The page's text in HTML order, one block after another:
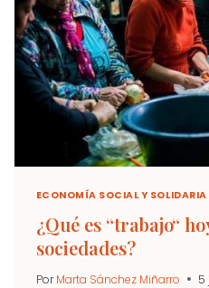
ECONOMÍA SOCIAL Y SOLIDARIA
¿Qué es “trabajo“
sociedades?
Por Marta Sánchez Miñarro 5